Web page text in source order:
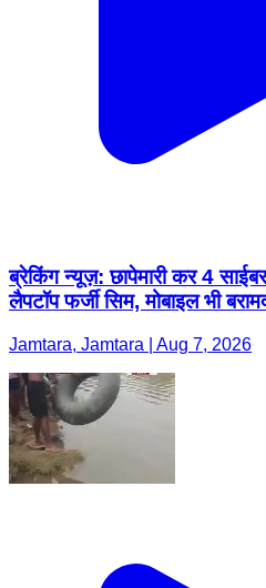
ब्रेकिंग न्यूज़: छापेमारी कर 4
लैपटॉप फर्जी सिम, मोबाइल भी
Jamtara, Jamtara | Aug 7, 2026